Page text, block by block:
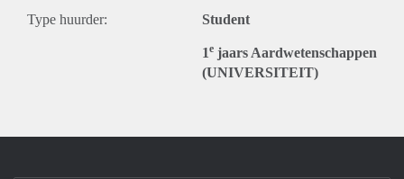
Type huurder: Student
1e jaars Aardwetenschappen
(UNIVERSITEIT)